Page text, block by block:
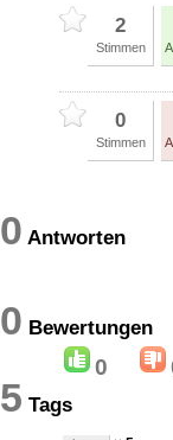
2
Stimmen
0
Stimmen
0
0
0
5 Tags